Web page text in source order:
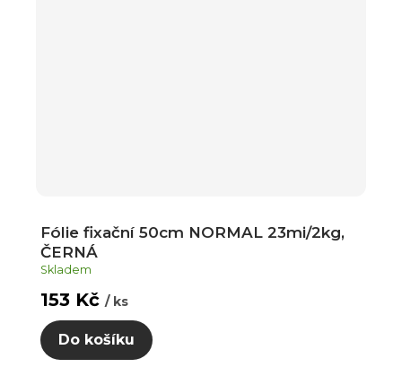
Fólie fixační 50cm NORMAL 23mi/2kg,
ČERNÁ
Skladem
153 Kč / ks
Do košíku